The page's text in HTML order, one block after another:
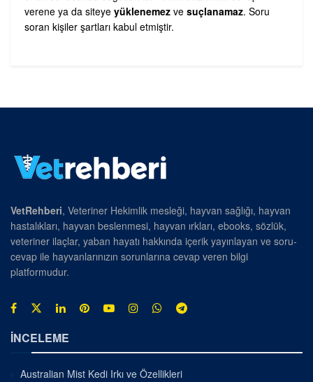
verene ya da siteye yüklenemez ve suçlanamaz. Soru
soran kişiler şartları kabul etmiştir.
VetRehberi, Veteriner Hekimlik mesleği, hayvan sağlığı, hayvan
hastalıkları, hayvan beslenmesi, hayvan ırkları, ebooks, sözlük,
veteriner ilaçlar, yaban hayatı hakkında içerik yayınlayan ve soru-
cevap ile hayvanlarınızın sorunlarına cevap veren bilgi
platformudur.
İNCELEME
Australian Mist Kedi Irkı ve Özellikleri